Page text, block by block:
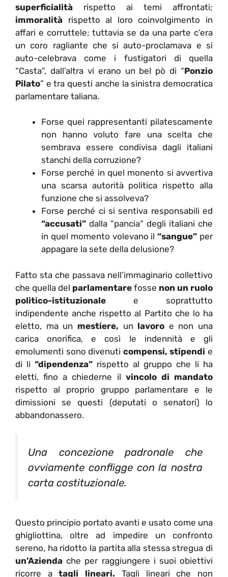
superficialità rispetto ai temi affrontati;
immoralità rispetto al loro coinvolgimento in
affari e corruttele; tuttavia se da una parte c’era
un coro ragliante che si auto-proclamava e si
auto-celebrava come i fustigatori di quella
“Casta”, dall’altra vi erano un bel pò di “Ponzio
Pilato” e tra questi anche la sinistra democratica
parlamentare taliana.
Forse quei rappresentanti pilatescamente
non hanno voluto fare una scelta che
sembrava essere condivisa dagli italiani
stanchi della corruzione?
Forse perché in quel monento si avvertiva
una scarsa autorità politica rispetto alla
funzione che si assolveva?
Forse perché ci si sentiva responsabili ed
“accusati” dalla “pancia” degli italiani che
in quel momento volevano il“sangue” per
appagare la sete della delusione?
Fatto sta che passava nell’immaginario collettivo
che quella del parlamentare fosse non un ruolo
politico-istituzionale e soprattutto
indipendente anche rispetto al Partito che lo ha
eletto, ma un mestiere, un lavoro e non una
carica onorifica, e così le indennità e gli
emolumenti sono divenuti compensi, stipendi e
di li “dipendenza” rispetto al gruppo che li ha
eletti, fino a chiederne il vincolo di mandato
rispetto al proprio gruppo parlamentare e le
dimissioni se questi (deputati o senatori) lo
abbandonassero.
Una concezione padronale che
ovviamente confligge con la nostra
carta costituzionale.
Questo principio portato avanti e usato come una
ghigliottina, oltre ad impedire un confronto
sereno, ha ridotto la partita alla stessa stregua di
un’Azienda che per raggiungere i suoi obiettivi
ricorre atagli lineari. Tagli lineari che non